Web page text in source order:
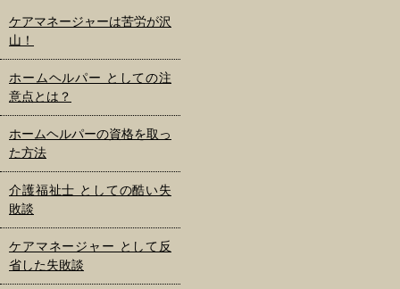
ケアマネージャーは苦労が沢
山！
ホームヘルパー としての注
意点とは？
ホームヘルパーの資格を取っ
た方法
介護福祉士 としての酷い失
敗談
ケアマネージャー として反
省した失敗談